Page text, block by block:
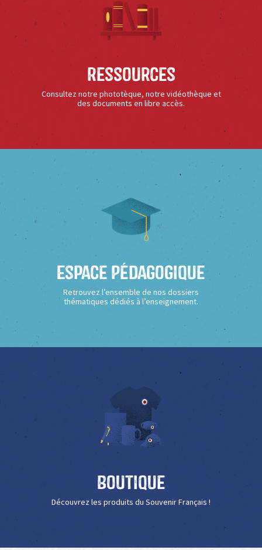
Ressources
Consultez notre phototèque, notre vidéothèque et
des documents en libre accès.
Espace Pédagogique
Retrouvez l’ensemble de nos dossiers
thématiques dédiés à l’enseignement.
Boutique
Découvrez les produits du Souvenir Français !